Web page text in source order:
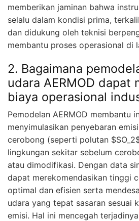
memberikan jaminan bahwa
selalu dalam kondisi prima,
dan didukung oleh teknisi
membantu proses operasional di
2. Bagaimana
udara AERMOD dapat
biaya operasional
Pemodelan AERMOD membantu
menyimulasikan penyebaran
cerobong (seperti polutan
lingkungan sekitar sebelum
atau dimodifikasi. Dengan data
dapat merekomendasikan tinggi
optimal dan efisien serta
udara yang tepat sasaran sesuai
emisi. Hal ini mencegah